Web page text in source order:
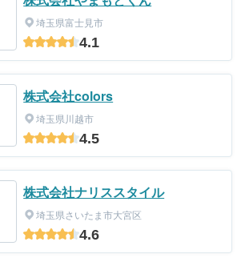
埼玉県富士見市
4.1
株式会社colors
埼玉県川越市
4.5
株式会社ナリススタイル
埼玉県さいたま市大宮区
4.6